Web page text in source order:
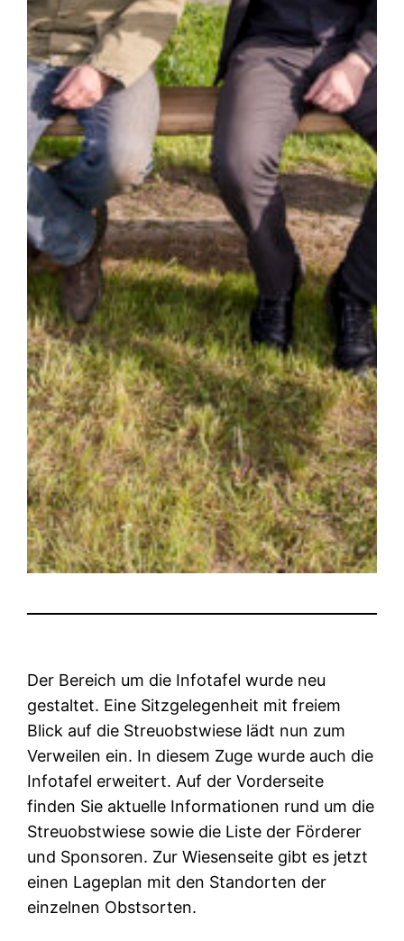
Der Bereich um die Infotafel wurde neu
gestaltet. Eine Sitzgelegenheit mit freiem
Blick auf die Streuobstwiese lädt nun zum
Verweilen ein. In diesem Zuge wurde auch die
Infotafel erweitert. Auf der Vorderseite
finden Sie aktuelle Informationen rund um die
Streuobstwiese sowie die Liste der Förderer
und Sponsoren. Zur Wiesenseite gibt es jetzt
einen Lageplan mit den Standorten der
einzelnen Obstsorten.